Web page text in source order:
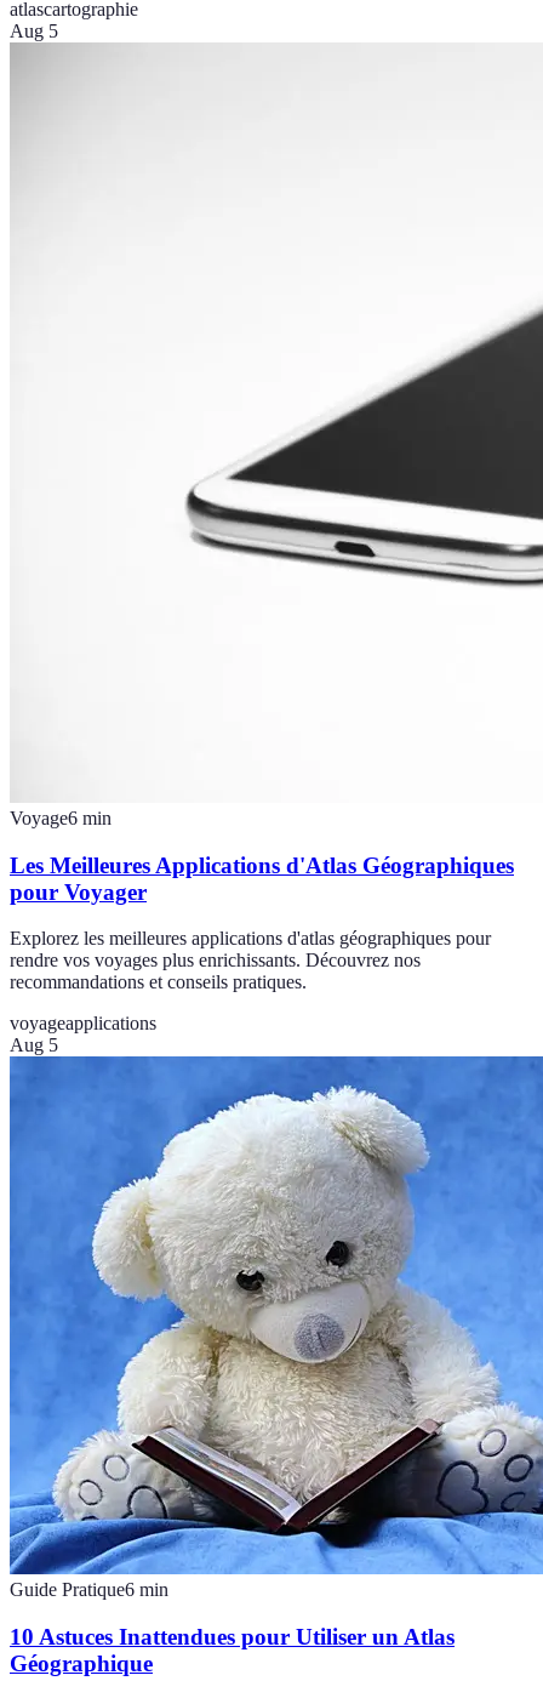
atlascartographie
Aug 5
Voyage6 min
Les Meilleures Applications d'Atlas Géographiques
pour Voyager
Explorez les meilleures applications d'atlas géographiques pour
rendre vos voyages plus enrichissants. Découvrez nos
recommandations et conseils pratiques.
voyageapplications
Aug 5
Guide Pratique6 min
10 Astuces Inattendues pour Utiliser un Atlas
Géographique